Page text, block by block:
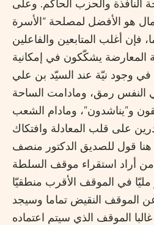
النافذة والحزب الحاكم. وعلى
هو الأفضل لمصلحة “الأسرة
فإن أغلب المتابعين والفاعلين
المعارضة يشكّكون في إمكانية
وجود نيّة عند السيّد بن علي
النفس رمق، ومادامت الساحة
و”يناشدون”، ومادام الشعب
على قلب المعادلة وافتكاك
قول للصديق الدكتور منصف
أراد استقراء موقف السلطة
في الموقف الأقرب منطقيّا
الموقف النقيض تماما وسيجد